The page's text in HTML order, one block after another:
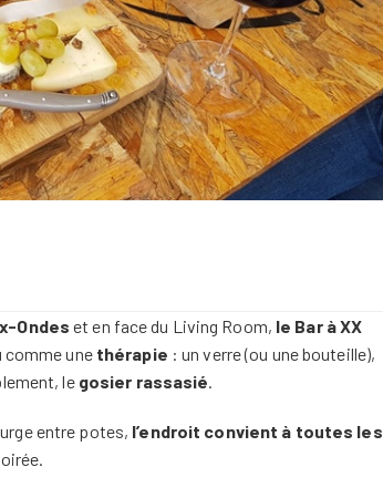
Ondeset en face du Living Room, le Bar à XX
comme une thérapie : un verre (ou une bouteille),
le gosier rassasié.
entre potes, l’endroit convient à toutes les